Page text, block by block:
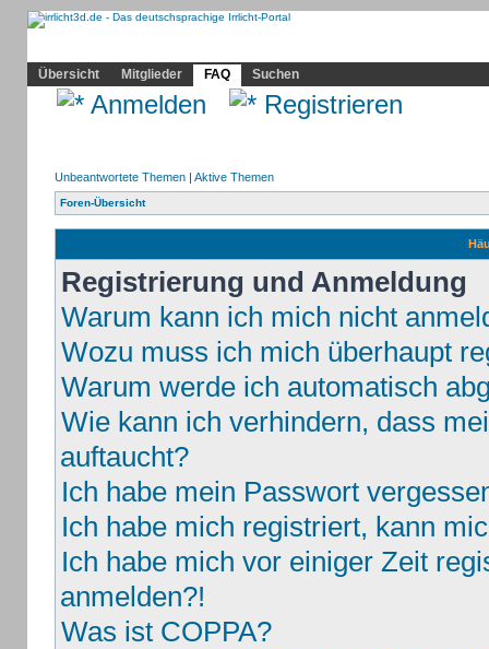
Übersicht
Mitglieder FAQ Suchen
Anmelden Registrieren
Unbeantwortete Themen| Aktive Themen
Foren-Übersicht
Registrierung und Anmeldung
Warum kann ich mich nicht
Wozu muss ich mich überhaupt
Warum werde ich automatisch
Wie kann ich verhindern, dass
auftaucht?
Ich habe mein Passwort
Ich habe mich registriert, kann
Ich habe mich vor einiger Zeit
anmelden?!
Was ist COPPA?